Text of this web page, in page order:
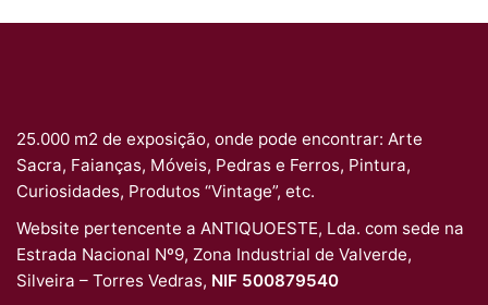
25.000 m2 de exposição, onde pode encontrar: Arte
Sacra, Faianças, Móveis, Pedras e Ferros, Pintura,
Curiosidades, Produtos “Vintage”, etc.
Website pertencente a ANTIQUOESTE, Lda. com sede na
Estrada Nacional Nº9, Zona Industrial de Valverde,
Silveira – Torres Vedras, NIF 500879540